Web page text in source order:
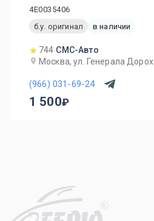
4E0035406
б.у. оригинал
в наличии
744 СМС-Авто
Москва, ул. Генерала
(966) 031-69-24
1 500
R